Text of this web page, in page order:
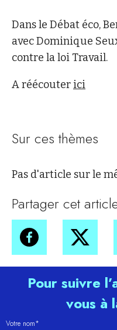
Dans le Débat éco,
avec Dominique
contre la loi Travail.
A réécouter ici
Sur ces thèmes
Pas d'article sur le
Partager cet
Pour suivre
vous à
Votre nom*